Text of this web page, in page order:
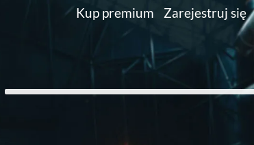
Kup premium Zarejestruj się